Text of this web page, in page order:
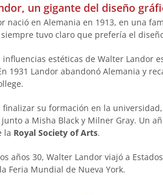
un gigante del diseño
nació en Alemania en 1913, en una
tuvo claro que prefería el
influencias estéticas de Walter Landor
1931 Landor abandonó Alemania y
finalizar su formación en la
junto a Misha Black y Milner Gray. Un
la Royal Society of Arts.
años 30, Walter Landor viajó a
Feria Mundial de Nueva York.